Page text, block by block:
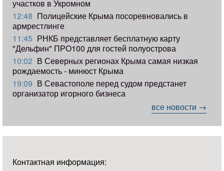
участков в Укромном
12:48 Полицейские Крыма посоревновались в
армрестлинге
11:45 РНКБ представляет бесплатную карту
"Дельфин" ПРО100 для гостей полуострова
10:02 В Северных регионах Крыма самая низкая
рождаемость - минюст Крыма
19:09 В Севастополе перед судом предстанет
организатор игорного бизнеса
все новости →
Контактная информация: